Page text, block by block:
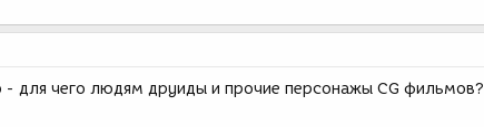
- для чего людям друиды и прочие персонажы CG фильмов?